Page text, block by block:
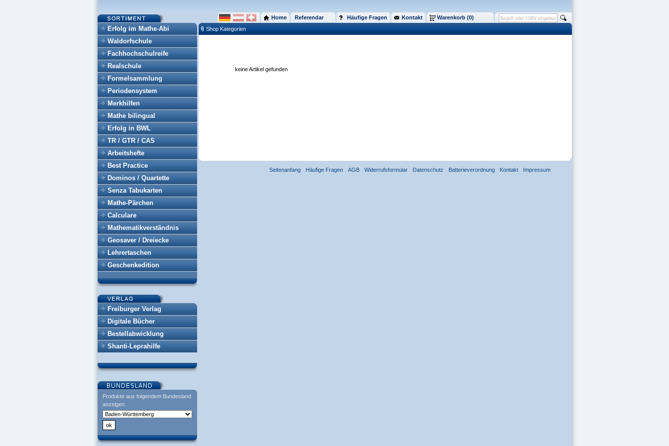
Erfolg im Mathe-Abi
Waldorfschule
Fachhochschulreife
Realschule
Formelsammlung
Periodensystem
Merkhilfen
Mathe bilingual
Erfolg in BWL
TR / GTR / CAS
Arbeitshefte
Best Practice
Dominos / Quartette
Senza Tabukarten
Mathe-Pärchen
Calculare
Mathematikverständnis
Geosaver / Dreiecke
Lehrertaschen
Geschenkedition
Freiburger Verlag
Digitale Bücher
Bestellabwicklung
Shanti-Leprahilfe
Produkte aus folgendem Bundesland
anzeigen:
Home Referendar Häufige Fragen Kontakt
Warenkorb (0)
Shop Kategorien
keine Artikel gefunden
Seitenanfang Häufige Fragen AGB Widerrufsformular Datenschutz Batterieverordnung Kontakt Impressum